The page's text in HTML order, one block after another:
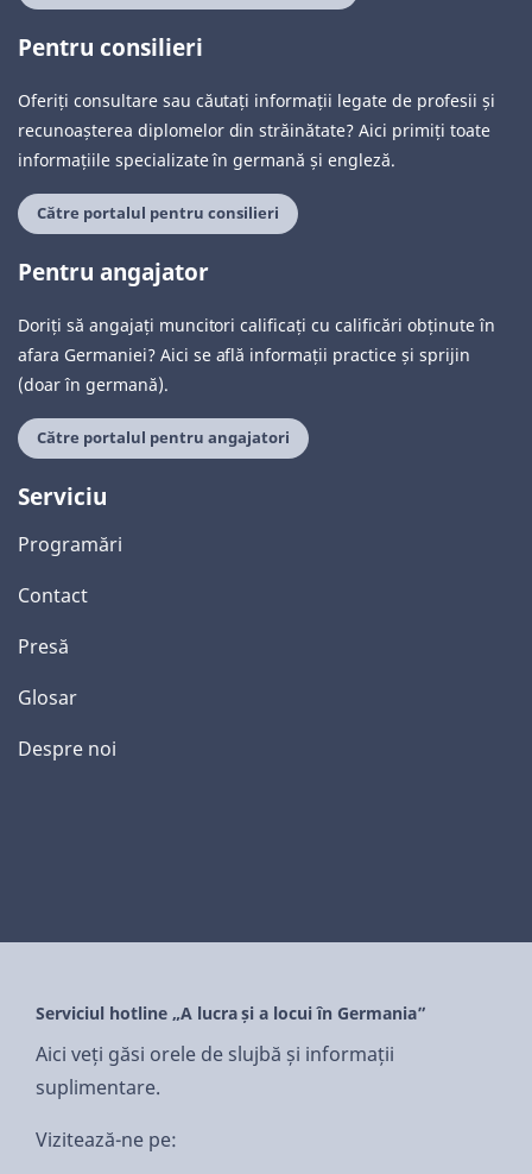
Pentru consilieri
Oferiți consultare sau căutați informații legate de profesii și
recunoașterea diplomelor din străinătate? Aici primiți toate
informațiile specializate în germană și engleză.
Către portalul pentru consilieri
Pentru angajator
Doriți să angajați muncitori calificați cu calificări obținute în
afara Germaniei? Aici se află informații practice și sprijin
(doar în germană).
Către portalul pentru angajatori
Serviciu
Programări
Contact
Presă
Glosar
Despre noi
Serviciul hotline „A lucra și a locui în Germania”
Aici veți găsi orele de slujbă și informații
suplimentare.
Vizitează-ne pe: